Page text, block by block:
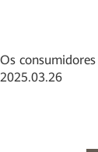
Os
2025.03.26